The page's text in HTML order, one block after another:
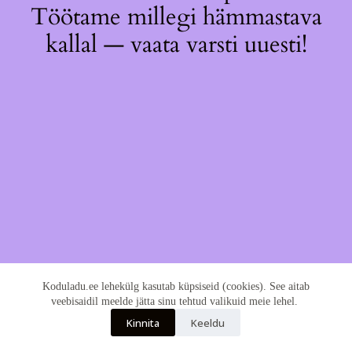
Koduladu.ee lehekülg kasutab küpsiseid (cookies). See aitab
veebisaidil meelde jätta sinu tehtud valikuid meie lehel.
Kinnita Keeldu
Töötame millegi hämmastava
kallal — vaata varsti uuesti!